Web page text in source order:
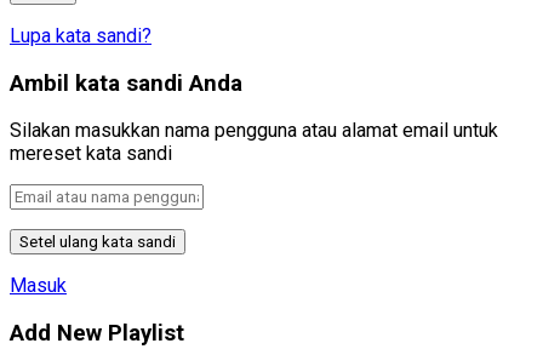
Lupa kata sandi?
Ambil kata sandi Anda
Silakan masukkan nama pengguna atau alamat email untuk
mereset kata sandi
Masuk
Add New Playlist